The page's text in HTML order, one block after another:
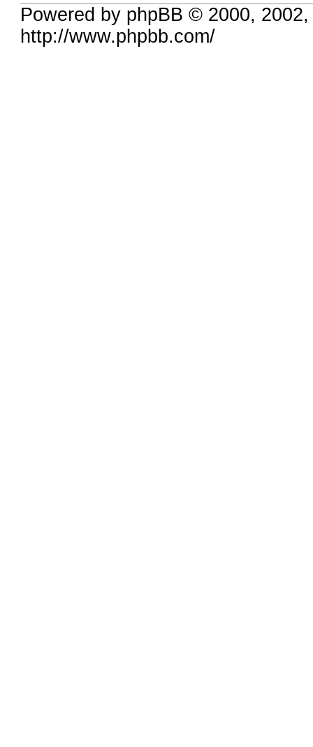
Powered by phpBB © 2000,
http://www.phpbb.com/